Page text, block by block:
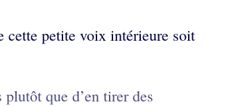
cette petite voix intérieure soit
que d’en tirer des